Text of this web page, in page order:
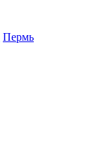
Пермь